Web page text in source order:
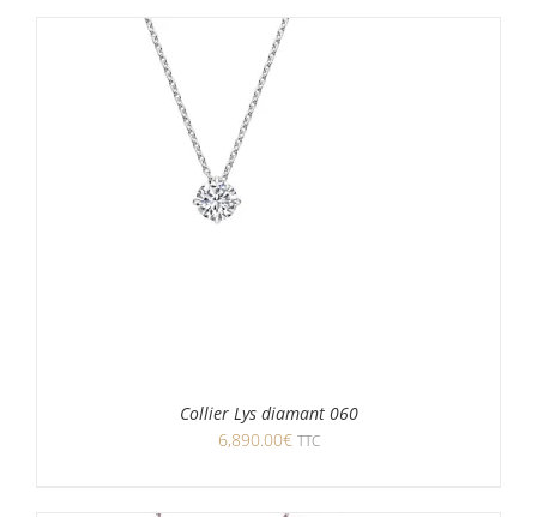
Collier Lys diamant 060
6,890.00€ TTC